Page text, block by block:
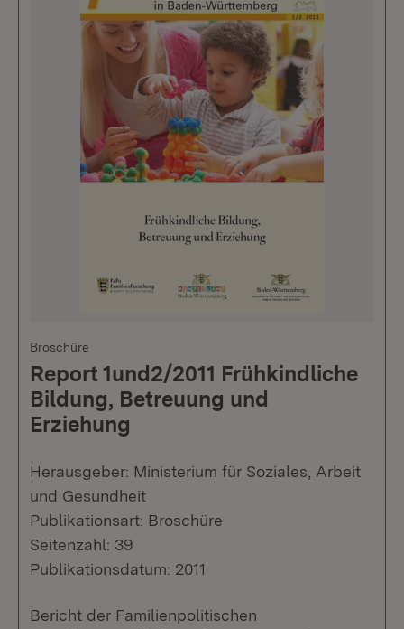
Broschüre
Report 1und2/2011 Frühkindliche
Bildung, Betreuung und
Erziehung
Herausgeber: Ministerium für Soziales, Arbeit
und Gesundheit
Publikationsart: Broschüre
Seitenzahl: 39
Publikationsdatum: 2011
Bericht der Familienpolitischen